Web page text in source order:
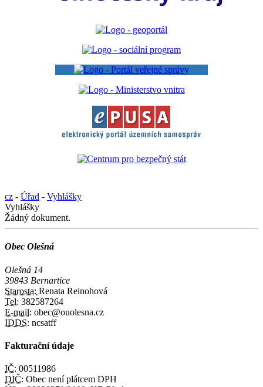
cz - Úřad - Vyhlášky
Vyhlášky
Žádný dokument.
Obec Olešná
Olešná 14
39843 Bernartice
Starosta: Renata Reinohová
Tel: 382587264
E-mail: obec@ouolesna.cz
IDDS: ncsatff
Fakturační údaje
IČ: 00511986
DIČ: Obec není plátcem DPH